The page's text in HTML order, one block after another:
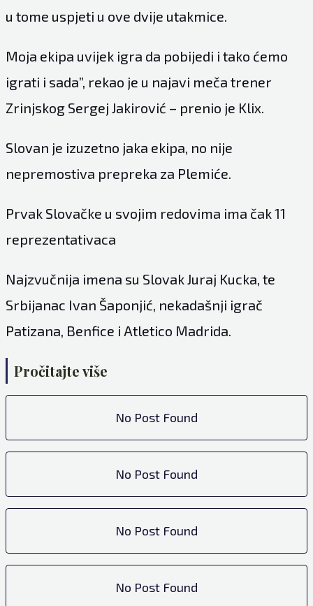
u tome uspjeti u ove dvije utakmice.
Moja ekipa uvijek igra da pobijedi i tako ćemo
igrati i sada”, rekao je u najavi meča trener
Zrinjskog Sergej Jakirović – prenio je Klix.
Slovan je izuzetno jaka ekipa, no nije
nepremostiva prepreka za Plemiće.
Prvak Slovačke u svojim redovima ima čak 11
reprezentativaca
Najzvučnija imena su Slovak Juraj Kucka, te
Srbijanac Ivan Šaponjić, nekadašnji igrač
Patizana, Benfice i Atletico Madrida.
Pročitajte više
No Post Found
No Post Found
No Post Found
No Post Found